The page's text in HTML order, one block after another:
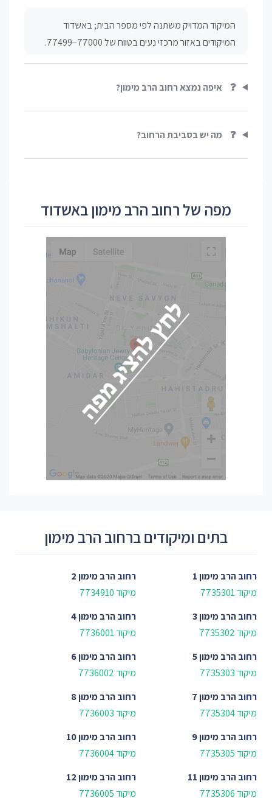
המיקוד המדויק משתנה לפי מספר הבית; באשדוד
המיקודים באזור מרכזי נעים בטווח של 77000–77499.
❓ איפה נמצא רחוב הרב מימון?
❓ מה יש בסביבת הרחוב?
מפה של רחוב הרב מימון באשדוד
בתים ומיקודים ברחוב הרב מימון
רחובהרב מימון 1
מיקוד 7735301
רחובהרב מימון 2
מיקוד 7734910
רחובהרב מימון 3
מיקוד 7735302
רחובהרב מימון 4
מיקוד 7736001
רחובהרב מימון 5
מיקוד 7735303
רחובהרב מימון 6
מיקוד 7736002
רחובהרב מימון 7
מיקוד 7735304
רחובהרב מימון 8
מיקוד 7736003
רחובהרב מימון 9
מיקוד 7735305
רחובהרב מימון 10
מיקוד 7736004
רחובהרב מימון 11
מיקוד 7735306
רחובהרב מימון 12
מיקוד 7736005